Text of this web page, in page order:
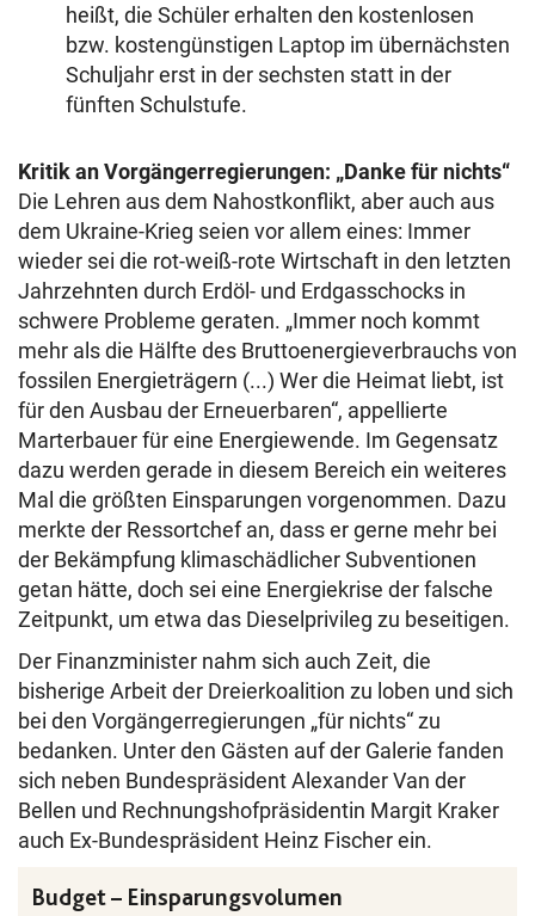
heißt, die Schüler erhalten den kostenlosen
bzw. kostengünstigen Laptop im übernächsten
Schuljahr erst in der sechsten statt in der
fünften Schulstufe.
Kritik an Vorgängerregierungen: „Danke für nichts“
Die Lehren aus dem Nahostkonflikt, aber auch aus
dem Ukraine-Krieg seien vor allem eines: Immer
wieder sei die rot-weiß-rote Wirtschaft in den letzten
Jahrzehnten durch Erdöl- und Erdgasschocks in
schwere Probleme geraten. „Immer noch kommt
mehr als die Hälfte des Bruttoenergieverbrauchs von
fossilen Energieträgern (...) Wer die Heimat liebt, ist
für den Ausbau der Erneuerbaren“, appellierte
Marterbauer für eine Energiewende. Im Gegensatz
dazu werden gerade in diesem Bereich ein weiteres
Mal die größten Einsparungen vorgenommen. Dazu
merkte der Ressortchef an, dass er gerne mehr bei
der Bekämpfung klimaschädlicher Subventionen
getan hätte, doch sei eine Energiekrise der falsche
Zeitpunkt, um etwa das Dieselprivileg zu beseitigen.
Der Finanzminister nahm sich auch Zeit, die
bisherige Arbeit der Dreierkoalition zu loben und sich
bei den Vorgängerregierungen „für nichts“ zu
bedanken. Unter den Gästen auf der Galerie fanden
sich neben Bundespräsident Alexander Van der
Bellen und Rechnungshofpräsidentin Margit Kraker
auch Ex-Bundespräsident Heinz Fischer ein.